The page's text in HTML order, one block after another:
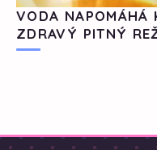
VODA NAPOMÁHÁ
ZDRAVÝ PITNÝ